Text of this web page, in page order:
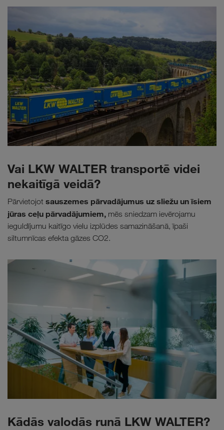
Vai LKW WALTER transportē videi
nekaitīgā veidā?
Pārvietojot sauszemes pārvadājumus uz sliežu un īsiem
jūras ceļu pārvadājumiem, mēs sniedzam ievērojamu
ieguldījumu kaitīgo vielu izplūdes samazināšanā, īpaši
siltumnīcas efekta gāzes CO2.
Kādās valodās runā LKW WALTER?